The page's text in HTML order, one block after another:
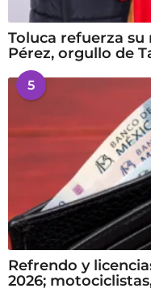
Toluca refuerza
Pérez, orgullo de
5
Refrendo y
2026;